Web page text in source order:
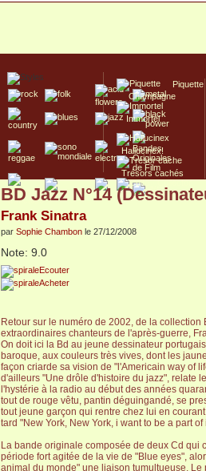
Piquette
Champagne
Immortel
Hallucinex!
Trésors cachés
Culte/Collector
BD Jazz N°14
Frank Sinatra
par Sophie Chambon le 27/12/2008
Note: 9.0
Ecouter
Acheter
Retour sur le numéro de 2002, de la
extraordinaires chanteurs de l'après-guerre,
On doit ici la Bd au jeune dessinateur
baroque, aux couleurs très vives, dont les
façon criarde sa vision de "l'Americain way of
d'ailleurs "Une drôle d'histoire du jazz", relate
l'hystérie à la radio au début des années
tout de rouge vêtu, pantin déguingandé, se
tout jeune garçon qui rentre chez lui en
tard "New York, New York, i want to be a part
La bande originale composée de deux Cd
période fort agitée de la vie de "Blue eyes",
animal du monde" une liaison tumultueuse.